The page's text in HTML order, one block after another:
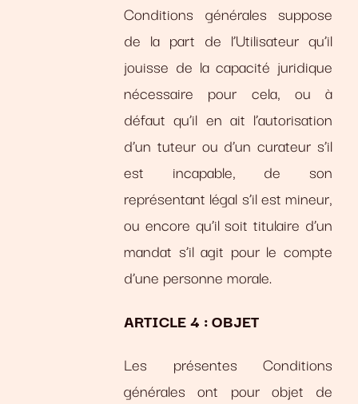
Conditions générales suppose
de la part de l’Utilisateur qu’il
jouisse de la capacité juridique
nécessaire pour cela, ou à
défaut qu’il en ait l’autorisation
d’un tuteur ou d’un curateur s’il
est incapable, de son
représentant légal s’il est mineur,
ou encore qu’il soit titulaire d’un
mandat s’il agit pour le compte
d’une personne morale.
ARTICLE 4 : OBJET
Les présentes Conditions
générales ont pour objet de